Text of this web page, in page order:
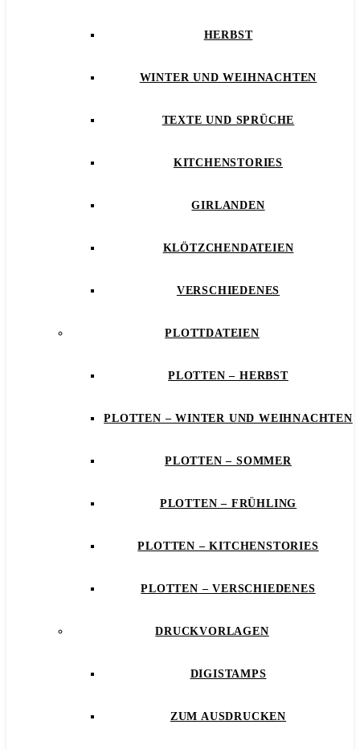
HERBST
WINTER UND WEIHNACHTEN
TEXTE UND SPRÜCHE
KITCHENSTORIES
GIRLANDEN
KLÖTZCHENDATEIEN
VERSCHIEDENES
PLOTTDATEIEN
PLOTTEN – HERBST
PLOTTEN – WINTER UND WEIHNACHTEN
PLOTTEN – SOMMER
PLOTTEN – FRÜHLING
PLOTTEN – KITCHENSTORIES
PLOTTEN – VERSCHIEDENES
DRUCKVORLAGEN
DIGISTAMPS
ZUM AUSDRUCKEN